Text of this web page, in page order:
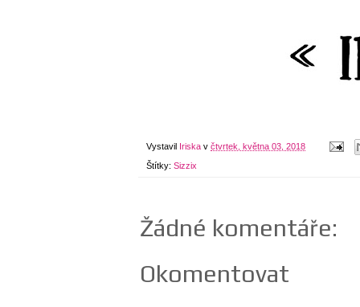
Vystavil Iriska v čtvrtek, května 03, 2018
Štítky: Sizzix
Žádné komentáře:
Okomentovat